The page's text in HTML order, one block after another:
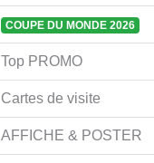
COUPE DU MONDE 2026
Top PROMO
Cartes de visite
AFFICHE & POSTER